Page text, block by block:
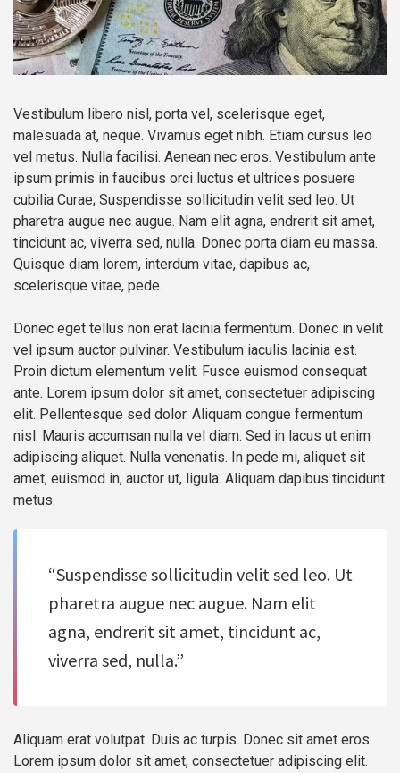
Vestibulum libero nisl, porta vel, scelerisque eget,
malesuada at, neque. Vivamus eget nibh. Etiam cursus leo
vel metus. Nulla facilisi. Aenean nec eros. Vestibulum ante
ipsum primis in faucibus orci luctus et ultrices posuere
cubilia Curae; Suspendisse sollicitudin velit sed leo. Ut
pharetra augue nec augue. Nam elit agna, endrerit sit amet,
tincidunt ac, viverra sed, nulla. Donec porta diam eu massa.
Quisque diam lorem, interdum vitae, dapibus ac,
scelerisque vitae, pede.
Donec eget tellus non erat lacinia fermentum. Donec in velit
vel ipsum auctor pulvinar. Vestibulum iaculis lacinia est.
Proin dictum elementum velit. Fusce euismod consequat
ante. Lorem ipsum dolor sit amet, consectetuer adipiscing
elit. Pellentesque sed dolor. Aliquam congue fermentum
nisl. Mauris accumsan nulla vel diam. Sed in lacus ut enim
adipiscing aliquet. Nulla venenatis. In pede mi, aliquet sit
amet, euismod in, auctor ut, ligula. Aliquam dapibus tincidunt
metus.
“Suspendisse sollicitudin velit sed leo. Ut
pharetra augue nec augue. Nam elit
agna, endrerit sit amet, tincidunt ac,
viverra sed, nulla.”
Aliquam erat volutpat. Duis ac turpis. Donec sit amet eros.
Lorem ipsum dolor sit amet, consectetuer adipiscing elit.